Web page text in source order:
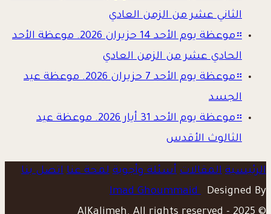
الثاني عشر من الزمن العادي
።
موعظة يوم الأحد 14 حزيران 2026. موعظة الأحد
الحادي عشر من الزمن العادي
።
موعظة يوم الأحد 7 حزيران 2026. موعظة عيد
الجسد
።
موعظة يوم الأحد 31 أيار 2026. موعظة عيد
الثالوث الأقدس
الرئيسية المقالات أسئلة وأجوبة لمحة عنا اتصل بنا
Imad Ghoummaid Designed By